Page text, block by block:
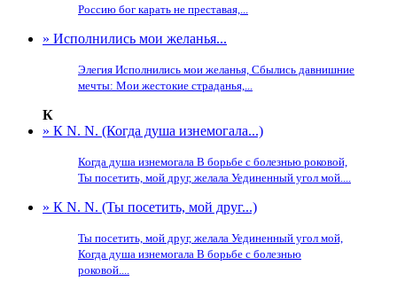
Россию бог карать не преставая,...
» Исполнились мои желанья...
Элегия Исполнились мои желанья, Сбылись давнишние
мечты: Мои жестокие страданья,...
К
» К N. N. (Когда душа изнемогала...)
Когда душа изнемогала В борьбе с болезнью роковой,
Ты посетить, мой друг, желала Уединенный угол мой....
» К N. N. (Ты посетить, мой друг...)
Ты посетить, мой друг, желала Уединенный угол мой,
Когда душа изнемогала В борьбе с болезнью
роковой....